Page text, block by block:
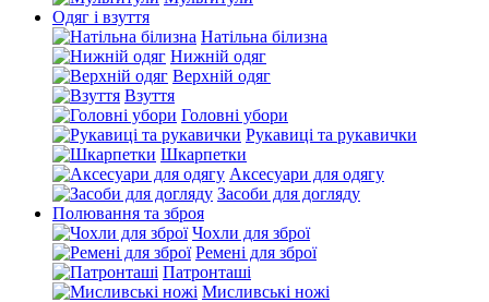
Одяг і взуття
Натільна білизна
Нижній одяг
Верхній одяг
Взуття
Головні убори
Рукавиці та рукавички
Шкарпетки
Аксесуари для одягу
Засоби для догляду
Полювання та зброя
Чохли для зброї
Ремені для зброї
Патронташі
Мисливські ножі